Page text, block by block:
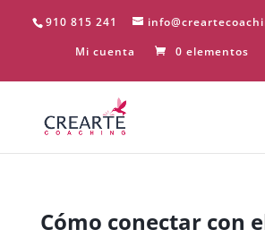
910 815 241
Mi cuenta
0 elementos
Cómo conectar con